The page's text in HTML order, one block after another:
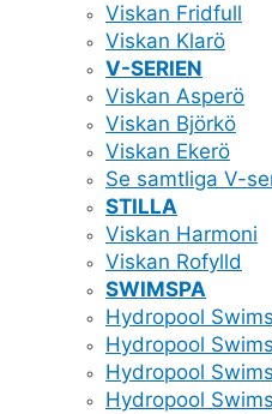
Viskan Fridfull
Viskan Klarö
V-SERIEN
Viskan Asperö
Viskan Björkö
Viskan Ekerö
Se samtliga V-
STILLA
Viskan Harmoni
Viskan Rofylld
SWIMSPA
Hydropool
Hydropool
Hydropool
Hydropool